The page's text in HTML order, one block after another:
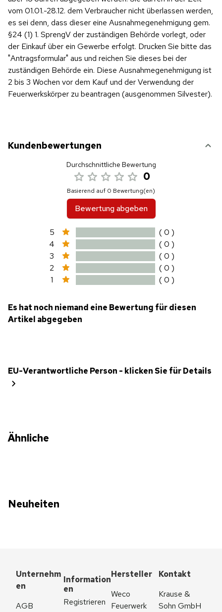
vom 01.01.-28.12. dem Verbraucher nicht überlassen werden,
es sei denn, dass dieser eine Ausnahmegenehmigung gem.
§24 (1) 1. SprengV der zuständigen Behörde vorlegt, oder
der Einkauf über ein Gewerbe erfolgt. Drucken Sie bitte das
"Antragsformular" aus und reichen Sie dieses bei der
zuständigen Behörde ein. Diese Ausnahmegenehmigung ist
2 bis 3 Wochen vor dem Kauf und der Verwendung der
Feuerwerkskörper zu beantragen (ausgenommen Silvester).
Kundenbewertungen
Durchschnittliche Bewertung
0
Basierend auf 0 Bewertung(en)
Bewertung abgeben
5
( 0 )
4
( 0 )
3
( 0 )
2
( 0 )
1
( 0 )
Es hat noch niemand eine Bewertung für diesen
Artikel abgegeben
EU-Verantwortliche Person - klicken Sie für Details
Ähnliche
Neuheiten
Unternehm
en
AGB
Information
en
Registrieren
Hersteller
Weco
Feuerwerk
Kontakt
Krause &
Sohn GmbH